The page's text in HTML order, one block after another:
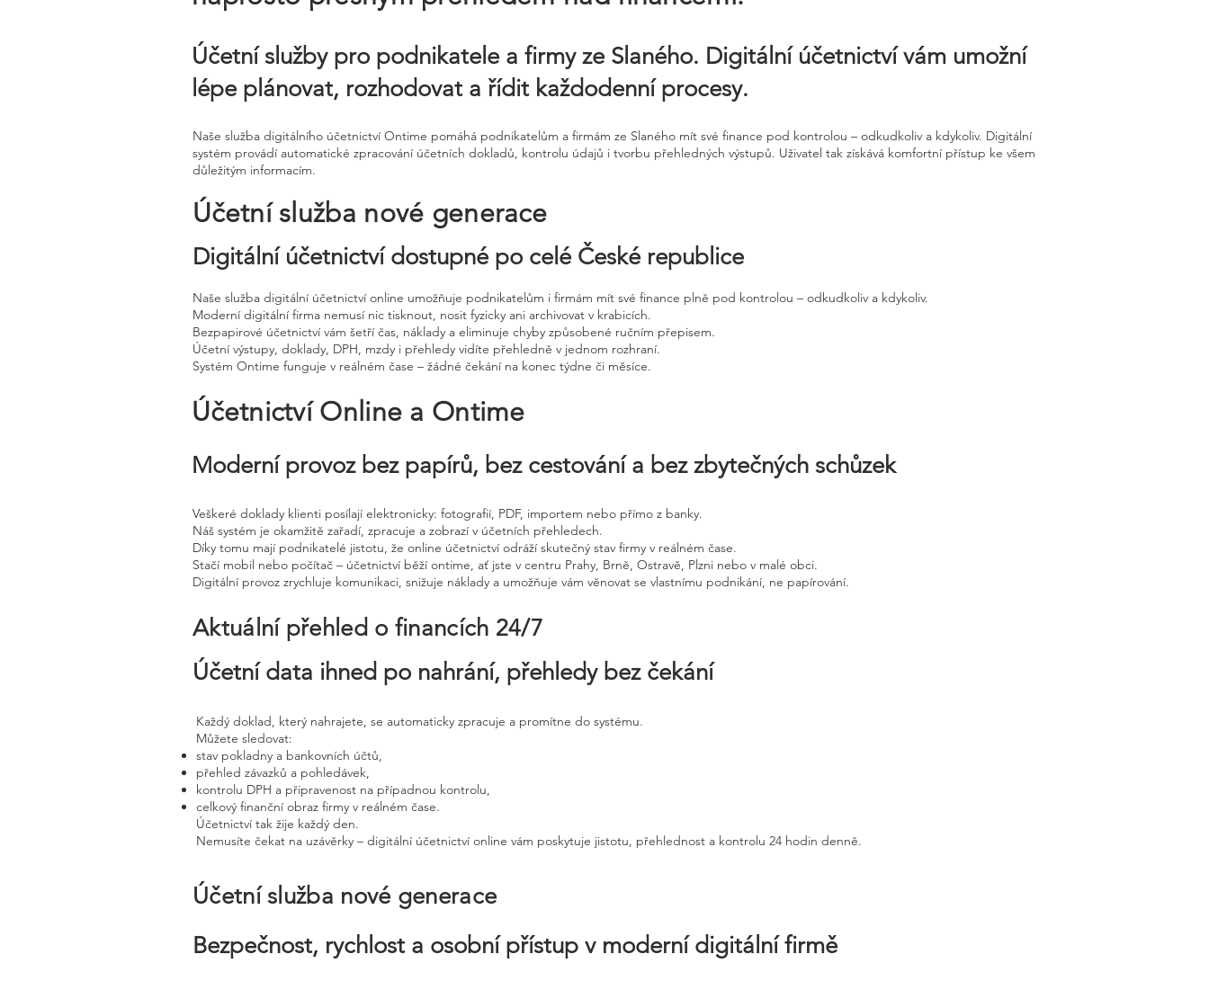
Účetní služby pro podnikatele a firmy ze Slaného. Digitální účetnictví vám umožní
lépe plánovat, rozhodovat a řídit každodenní procesy.
Naše služba digitálního účetnictví Ontime pomáhá podnikatelům a firmám ze Slaného mít své finance pod kontrolou – odkudkoliv a kdykoliv. Digitální
systém provádí automatické zpracování účetních dokladů, kontrolu údajů i tvorbu přehledných výstupů. Uživatel tak získává komfortní přístup ke všem
důležitým informacím.
Účetní služba nové generace
Digitální účetnictví dostupné po celé České republice
Naše služba digitální účetnictví online umožňuje podnikatelům i firmám mít své finance plně pod kontrolou – odkudkoliv a kdykoliv.
Moderní digitální firma nemusí nic tisknout, nosit fyzicky ani archivovat v krabicích.
Bezpapirové účetnictví vám šetří čas, náklady a eliminuje chyby způsobené ručním přepisem.
Účetní výstupy, doklady, DPH, mzdy i přehledy vidíte přehledně v jednom rozhraní.
Systém Ontime funguje v reálném čase – žádné čekání na konec týdne či měsíce.
Účetnictví Online a Ontime
Moderní provoz bez papírů, bez cestování a bez zbytečných schůzek
Veškeré doklady klienti posílají elektronicky: fotografií, PDF, importem nebo přímo z banky.
Náš systém je okamžitě zařadí, zpracuje a zobrazí v účetních přehledech.
Díky tomu mají podnikatelé jistotu, že online účetnictví odráží skutečný stav firmy v reálném čase.
Stačí mobil nebo počítač – účetnictví běží ontime, ať jste v centru Prahy, Brně, Ostravě, Plzni nebo v malé obci.
Digitální provoz zrychluje komunikaci, snižuje náklady a umožňuje vám věnovat se vlastnímu podnikání, ne papírování.
Aktuální přehled o financích 24/7
Účetní data ihned po nahrání, přehledy bez čekání
Každý doklad, který nahrajete, se automaticky zpracuje a promítne do systému.
Můžete sledovat:
stav pokladny a bankovních účtů,
přehled závazků a pohledávek,
kontrolu DPH a připravenost na případnou kontrolu,
celkový finanční obraz firmy v reálném čase.
Účetnictví tak žije každý den.
Nemusíte čekat na uzávěrky – digitální účetnictví online vám poskytuje jistotu, přehlednost a kontrolu 24 hodin denně.
Účetní služba nové generace
Bezpečnost, rychlost a osobní přístup v moderní digitální firmě